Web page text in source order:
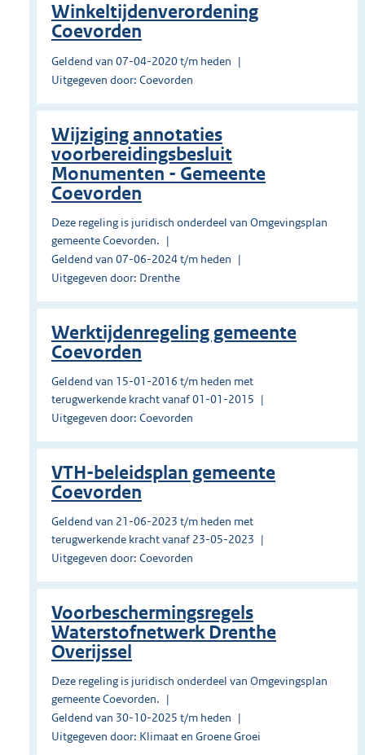
Winkeltijdenverordening
Coevorden
Geldend van 07-04-2020 t/m heden
Uitgegeven door: Coevorden
Wijziging annotaties
voorbereidingsbesluit
Monumenten - Gemeente
Coevorden
Deze regeling is juridisch onderdeel van Omgevingsplan
gemeente Coevorden.
Geldend van 07-06-2024 t/m heden
Uitgegeven door: Drenthe
Werktijdenregeling gemeente
Coevorden
Geldend van 15-01-2016 t/m heden met
terugwerkende kracht vanaf 01-01-2015
Uitgegeven door: Coevorden
VTH-beleidsplan gemeente
Coevorden
Geldend van 21-06-2023 t/m heden met
terugwerkende kracht vanaf 23-05-2023
Uitgegeven door: Coevorden
Voorbeschermingsregels
Waterstofnetwerk Drenthe
Overijssel
Deze regeling is juridisch onderdeel van Omgevingsplan
gemeente Coevorden.
Geldend van 30-10-2025 t/m heden
Uitgegeven door: Klimaat en Groene Groei